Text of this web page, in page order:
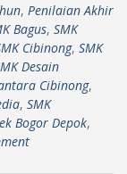
, Penilaian Akhir
Bagus, SMK
Cibinong, SMK
Desain
Cibinong,
, SMK
Bogor Depok,